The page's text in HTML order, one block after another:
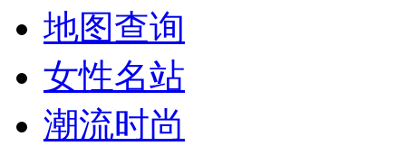
地图查询
女性名站
潮流时尚